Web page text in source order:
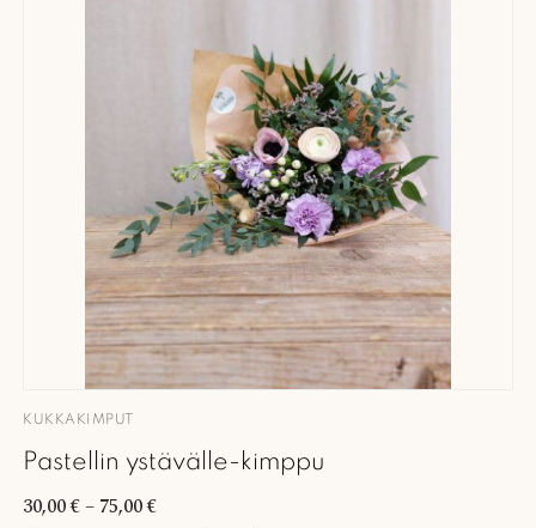
KUKKAKIMPUT
Pastellin ystävälle-kimppu
30,00€– 75,00€